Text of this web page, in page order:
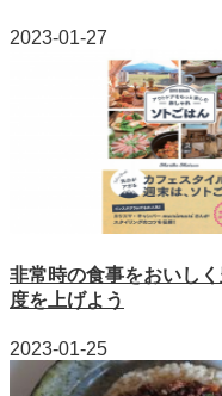
2023-01-27
非常時の食事をおいし
度を上げよう
2023-01-25